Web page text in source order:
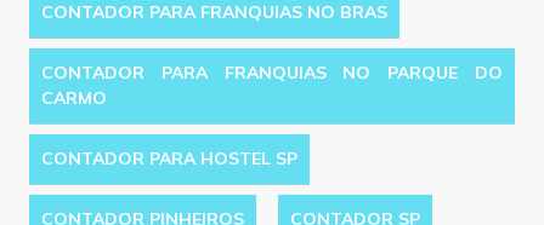
CONTADOR PARA FRANQUIAS NO BRAS
CONTADOR PARA FRANQUIAS NO PARQUE DO
CARMO
CONTADOR PARA HOSTEL SP
CONTADOR PINHEIROS CONTADOR SP